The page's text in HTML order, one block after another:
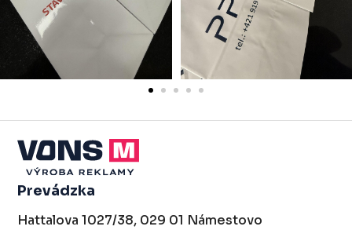
Prevádzka
Hattalova 1027/38, 029 01 Námestovo